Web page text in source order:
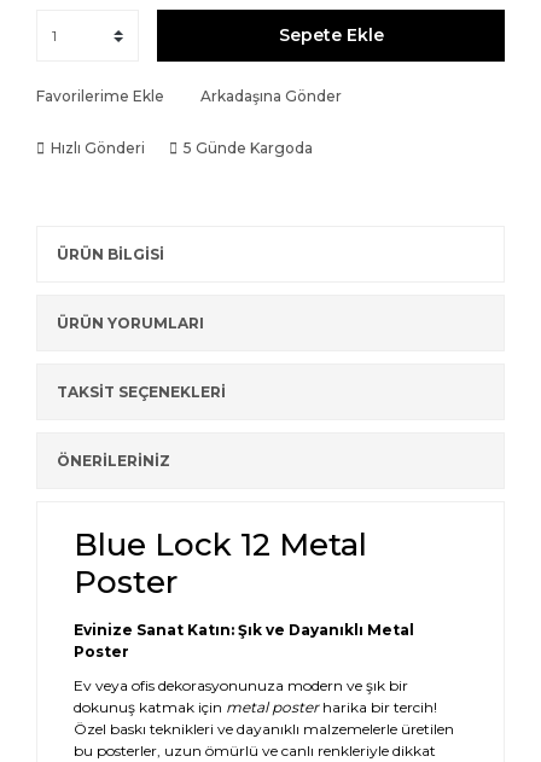
Sepete Ekle
Favorilerime Ekle Arkadaşına Gönder
Hızlı Gönderi 5 Günde Kargoda
ÜRÜN BİLGİSİ
ÜRÜN YORUMLARI
TAKSİT SEÇENEKLERİ
ÖNERİLERİNİZ
Blue Lock 12 Metal
Poster
Evinize Sanat Katın: Şık ve Dayanıklı Metal
Poster
Ev veya ofis dekorasyonunuza modern ve şık bir
dokunuş katmak için metal posterharika bir tercih!
Özel baskı teknikleri ve dayanıklı malzemelerle üretilen
bu posterler, uzun ömürlü ve canlı renkleriyle dikkat